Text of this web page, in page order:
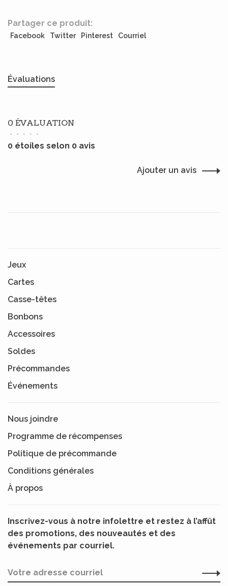
Partager ce produit:
Facebook Twitter Pinterest Courriel
Évaluations
0 ÉVALUATION
• • • • •
0 étoiles selon 0 avis
Ajouter un avis
Jeux
Cartes
Casse-têtes
Bonbons
Accessoires
Soldes
Précommandes
Événements
Nous joindre
Programme de récompenses
Politique de précommande
Conditions générales
À propos
Inscrivez-vous à notre infolettre et restez à l’affût
des promotions, des nouveautés et des
événements par courriel.